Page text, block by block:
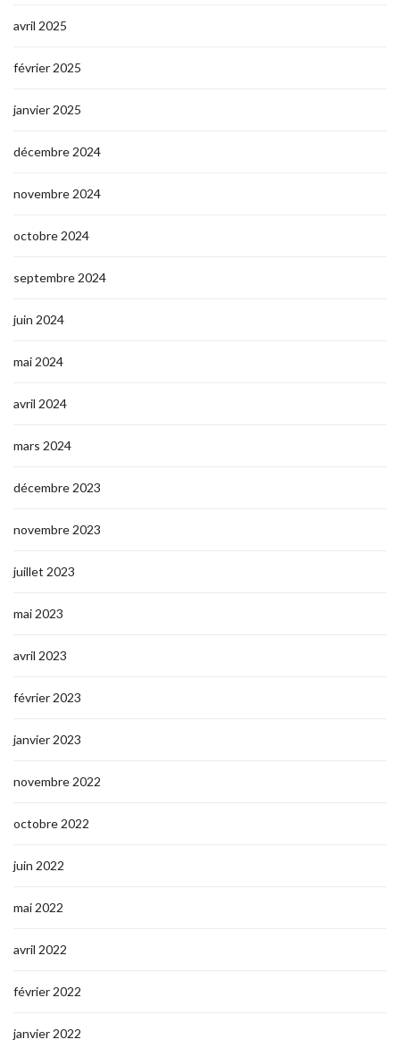
avril 2025
février 2025
janvier 2025
décembre 2024
novembre 2024
octobre 2024
septembre 2024
juin 2024
mai 2024
avril 2024
mars 2024
décembre 2023
novembre 2023
juillet 2023
mai 2023
avril 2023
février 2023
janvier 2023
novembre 2022
octobre 2022
juin 2022
mai 2022
avril 2022
février 2022
janvier 2022